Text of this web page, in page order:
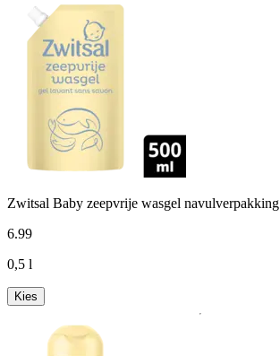
Zwitsal Baby zeepvrije wasgel navulverpakking
6.99
0,5 l
Kies